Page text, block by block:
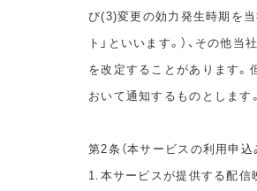
び(3)変更の効力発生時期を
ト」といいます。）、その他
を改定することがあります。
おいて通知するものとします。
第2条（本サービスの利用申込
1.本サービスが提供する配信